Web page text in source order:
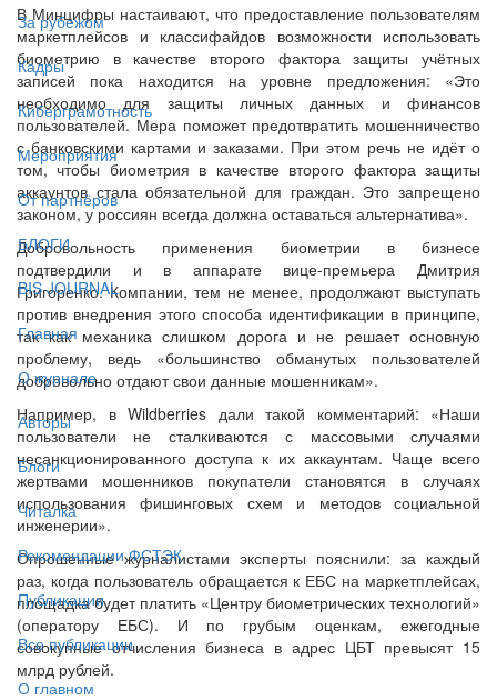
За рубежом
Кадры
Киберграмотность
Мероприятия
От партнёров
БЛОГИ
BIS JOURNAL
Главная
О журнале
Авторы
Блоги
Читалка
Рекомендации ФСТЭК
Публикации
Все публикации
О главном
В Минцифры настаивают, что предоставление пользователям
маркетплейсов и классифайдов возможности использовать
биометрию в качестве второго фактора защиты учётных
записей пока находится на уровне предложения: «Это
необходимо для защиты личных данных и финансов
пользователей. Мера поможет предотвратить мошенничество
с банковскими картами и заказами. При этом речь не идёт о
том, чтобы биометрия в качестве второго фактора защиты
аккаунтов стала обязательной для граждан. Это запрещено
законом, у россиян всегда должна оставаться альтернатива».
Добровольность применения биометрии в бизнесе
подтвердили и в аппарате вице-премьера Дмитрия
Григоренко. Компании, тем не менее, продолжают выступать
против внедрения этого способа идентификации в принципе,
так как механика слишком дорога и не решает основную
проблему, ведь «большинство обманутых пользователей
добровольно отдают свои данные мошенникам».
Например, в Wildberries дали такой комментарий: «Наши
пользователи не сталкиваются с массовыми случаями
несанкционированного доступа к их аккаунтам. Чаще всего
жертвами мошенников покупатели становятся в случаях
использования фишинговых схем и методов социальной
инженерии».
Опрошенные журналистами эксперты пояснили: за каждый
раз, когда пользователь обращается к ЕБС на маркетплейсах,
площадка будет платить «Центру биометрических технологий»
(оператору ЕБС). И по грубым оценкам, ежегодные
совокупные отчисления бизнеса в адрес ЦБТ превысят 15
млрд рублей.